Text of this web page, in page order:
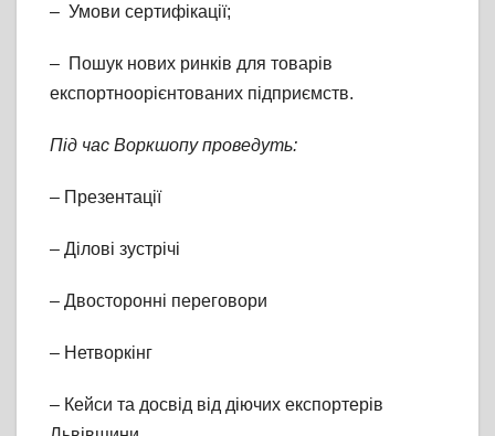
– Умови сертифікації;
– Пошук нових ринків для товарів
експортноорієнтованих підприємств.
Під час Воркшопу проведуть:
– Презентації
– Ділові зустрічі
– Двосторонні переговори
– Нетворкінг
– Кейси та досвід від діючих експортерів